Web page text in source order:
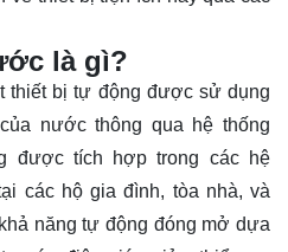
là gì?
thiết bị tự động được sử dụng
nước thông qua hệ thống
được tích hợp trong các hệ
các hộ gia đình, tòa nhà, và
năng tự động đóng mở dựa